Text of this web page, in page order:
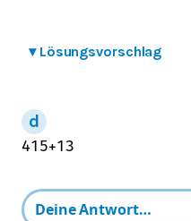
▾ Lösungsvorschlag
415+1 3